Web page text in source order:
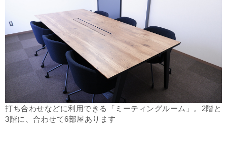
打ち合わせなどに利用できる「ミーティングルーム」。2階と
3階に、合わせて6部屋あります